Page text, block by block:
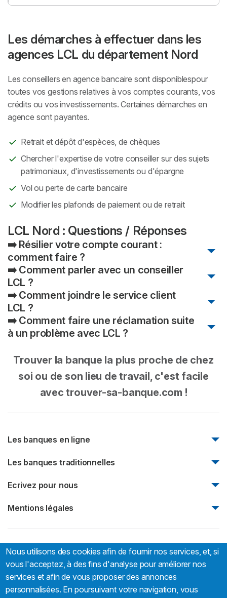
Les démarches à effectuer dans les
agences LCL du département Nord
Les conseillers en agence bancaire sont disponiblespour
toutes vos gestions relatives à vos comptes courants, vos
crédits ou vos investissements. Certaines démarches en
agence sont payantes.
Retrait et dépôt d'espèces, de chèques
Chercher l'expertise de votre conseiller sur des sujets
patrimoniaux, d'investissements ou d'épargne
Vol ou perte de carte bancaire
Modifier les plafonds de paiement ou de retrait
LCL Nord : Questions / Réponses
➡️ Résilier votre compte courant :
comment faire ?
Pour fermer votre compte LCL, vous avez deux options :
Demander la clôture de votre compte via votre nouvelle
banque, qui s'occupera de toutes les démarches grâce
au dispositif de la mobilité bancaire
un courrier écrit daté et signé demandant la
fermeture du compte
les moyens de paiement associés au compte
➡️ Comment parler avec un conseiller
LCL ?
Connectez-vous sur votre espace client ou sur votre
application mobile, vous trouverez un bouton "Prendre
Rendez-vous", il vous restera à choisir un créneau et un
motif de rendez-vous et le tour est joué.
➡️ Comment joindre le service client
LCL ?
Pour obtenir des informations sur vos contrats ou sur les
offres, , contactez votre conseiller sur sa ligne téléphonique
directe (présent dans votre espace client). En cas
d'absence de votre conseiller, des conseillers bancaires
sont également à votre disposition au09 69 36 30 30
(service vocal 7j/7 et 24h/24).
➡️ Comment faire une réclamation suite
à un problème avec LCL ?
Pour faire une réclamation, vous disposez de différentes
options :
Auprès de votre conseiller
Par courrier à l'adresse suivante :
LCL - Service relations clientèle BC 302.02
Il est important dans le courrier manuscrit de
mentionner tous les éléments présents dans
Trouver la banque la plus proche de chez
soi ou de son lieu de travail, c'est facile
avec trouver-sa-banque.com !
Les banques en ligne
Monabanq
Fortuneo
Les banques traditionnelles
Natixis
Société marseillaise de crédit
Ecrivez pour nous
Ecrivez pour nous
Mentions légales
Trouver-sa-banque.com:66 rue Sébastien Mercier, 75015
Paris, France
Nous utilisons des cookies afin de fournir nos services, et, si
vous l'acceptez, à des fins d'analyse pour améliorer nos
services et afin de vous proposer des annonces
personnalisées. En poursuivant votre navigation, vous